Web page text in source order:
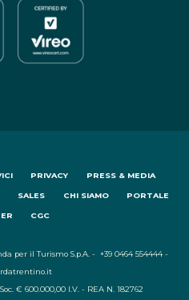
PRIVACY PRESS & MEDIA
SALES CHI SIAMO PORTALE
CGC
per il Turismo S.p.A. - +39 0464 554444 -
€ 600.000,00 I.V. - REA N. 182762